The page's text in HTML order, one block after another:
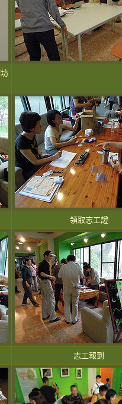
領取志工證
志工報到